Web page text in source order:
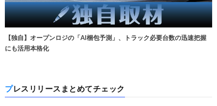
【独自】オープンロジの「AI梱包予測」、トラック必要台数の迅速把握
にも活用本格化
プレスリリースまとめてチェック